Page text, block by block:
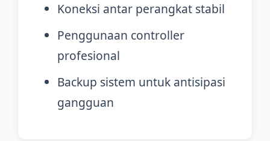
Koneksi antar perangkat stabil
Penggunaan controller
profesional
Backup sistem untuk antisipasi
gangguan